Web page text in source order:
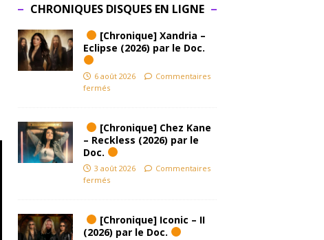
CHRONIQUES DISQUES EN LIGNE
[Chronique] Xandria –
Eclipse (2026) par le Doc.
6 août 2026
Commentaires
fermés
[Chronique] Chez Kane
– Reckless (2026) par le
Doc.
3 août 2026
Commentaires
fermés
[Chronique] Iconic – II
(2026) par le Doc.